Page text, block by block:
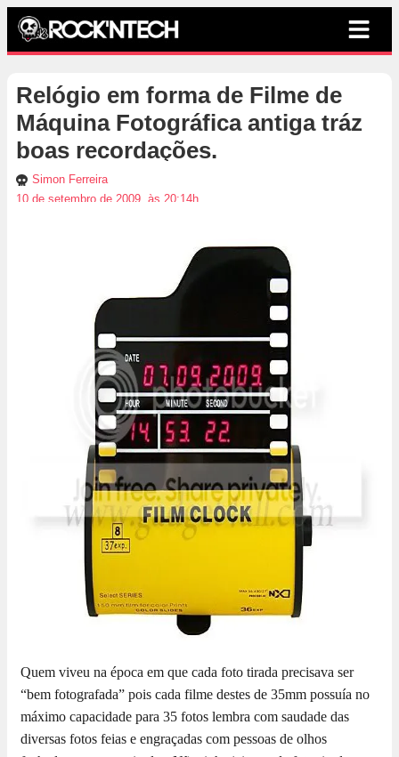
Relógio em forma de Filme de
Máquina Fotográfica antiga tráz
boas recordações.
Simon Ferreira
10 de setembro de 2009, às 20:14h
Quem viveu na época em que cada foto tirada precisava ser
“bem fotografada” pois cada filme destes de 35mm possuía no
máximo capacidade para 35 fotos lembra com saudade das
diversas fotos feias e engraçadas com pessoas de olhos